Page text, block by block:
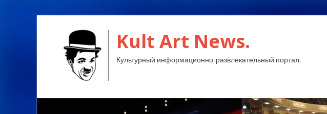
Kult Art News.
Культурный информационно-развлекательный портал.